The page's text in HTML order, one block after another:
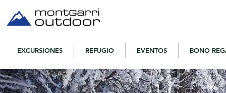
EXCURSIONES REFUGIO EVENTOS BONO